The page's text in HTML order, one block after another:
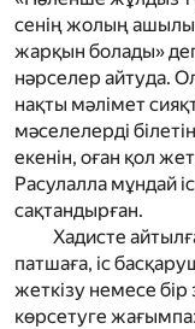
сенің жолың
жарқын болады»
нәрселер айтуда.
нақты мәлімет
мәселелерді
екенін, оған қол
Расулалла мұндай
сақтандырған.
Хадисте
патшаға, іс
жеткізу немесе бір
көрсетуге